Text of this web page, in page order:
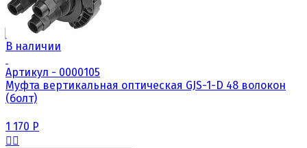
В наличии
Артикул - 0000105
Муфта вертикальная оптическая GJS-1-D 48 волокон
(болт)
1 170 Р